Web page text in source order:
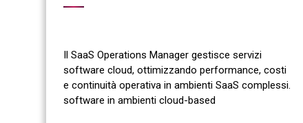
Il SaaS Operations Manager gestisce servizi
software cloud, ottimizzando performance, costi
e continuità operativa in ambienti SaaS complessi.
software in ambienti cloud-based